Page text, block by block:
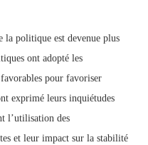
la politique est devenue plus
ont adopté les
pour favoriser
exprimé leurs inquiétudes
l’utilisation des
et leur impact sur la stabilité